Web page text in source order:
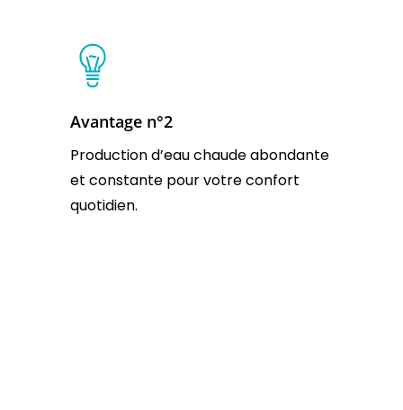
Avantage n°2
Production d’eau chaude abondante
et constante pour votre confort
quotidien.